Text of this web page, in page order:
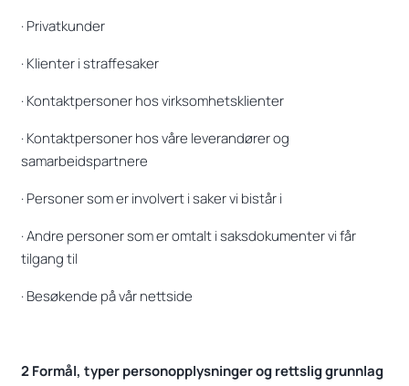
· Privatkunder
· Klienter i straffesaker
· Kontaktpersoner hos virksomhetsklienter
· Kontaktpersoner hos våre leverandører og
samarbeidspartnere
· Personer som er involvert i saker vi bistår i
· Andre personer som er omtalt i saksdokumenter vi får
tilgang til
· Besøkende på vår nettside
2 Formål, typer personopplysninger og rettslig grunnlag